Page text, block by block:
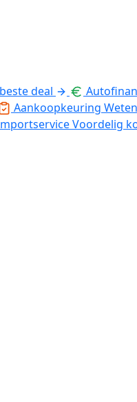
deal
Aankoopkeuring
Voordelig